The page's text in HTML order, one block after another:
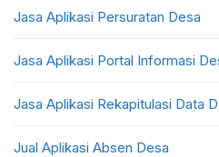
Jasa Aplikasi Persuratan Desa
Jasa Aplikasi Portal Informasi
Jasa Aplikasi Rekapitulasi Data
Jual Aplikasi Absen Desa